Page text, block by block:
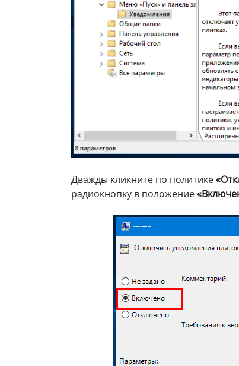
Дважды кликните по политике
радиокнопку в положение